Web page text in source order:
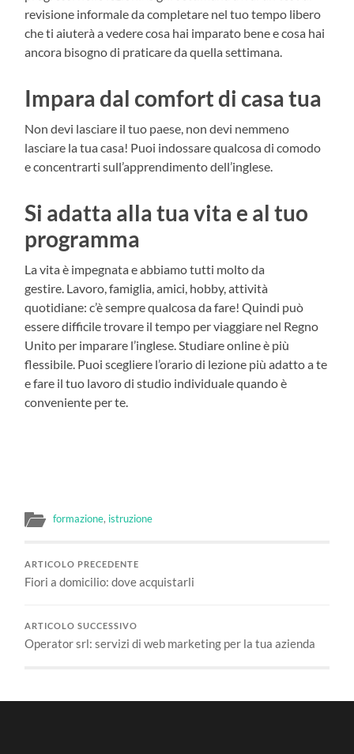
revisione informale da completare nel tuo tempo libero
che ti aiuterà a vedere cosa hai imparato bene e cosa hai
ancora bisogno di praticare da quella settimana.
Impara dal comfort di casa tua
Non devi lasciare il tuo paese, non devi nemmeno
lasciare la tua casa! Puoi indossare qualcosa di comodo
e concentrarti sull’apprendimento dell’inglese.
Si adatta alla tua vita e al tuo
programma
La vita è impegnata e abbiamo tutti molto da
gestire. Lavoro, famiglia, amici, hobby, attività
quotidiane: c’è sempre qualcosa da fare! Quindi può
essere difficile trovare il tempo per viaggiare nel Regno
Unito per imparare l’inglese. Studiare online è più
flessibile. Puoi scegliere l’orario di lezione più adatto a te
e fare il tuo lavoro di studio individuale quando è
conveniente per te.
formazione, istruzione
ARTICOLO PRECEDENTE
Fiori a domicilio: dove acquistarli
ARTICOLO SUCCESSIVO
Operator srl: servizi di web marketing per la tua azienda